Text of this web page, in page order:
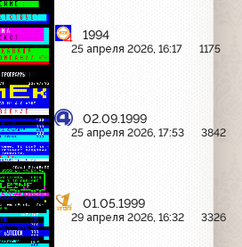
1994
25 апреля 2026, 16:17 1175
02.09.1999
25 апреля 2026, 17:53 3842
01.05.1999
29 апреля 2026, 16:32 3326